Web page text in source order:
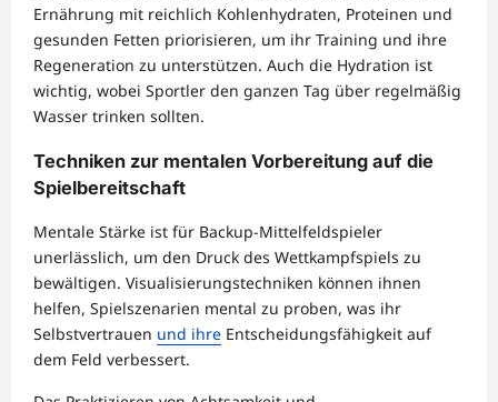
Ernährung mit reichlich Kohlenhydraten, Proteinen und
gesunden Fetten priorisieren, um ihr Training und ihre
Regeneration zu unterstützen. Auch die Hydration ist
wichtig, wobei Sportler den ganzen Tag über regelmäßig
Wasser trinken sollten.
Techniken zur mentalen Vorbereitung auf die
Spielbereitschaft
Mentale Stärke ist für Backup-Mittelfeldspieler
unerlässlich, um den Druck des Wettkampfspiels zu
bewältigen. Visualisierungstechniken können ihnen
helfen, Spielszenarien mental zu proben, was ihr
Selbstvertrauen und ihre Entscheidungsfähigkeit auf
dem Feld verbessert.